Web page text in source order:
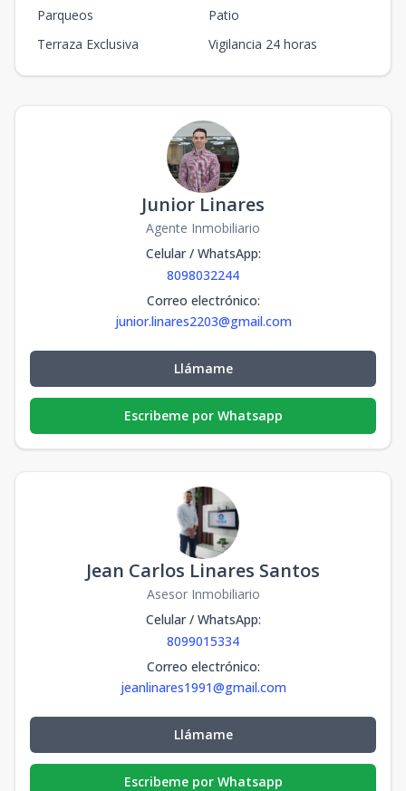
Parqueos
Patio
Terraza Exclusiva
Vigilancia 24 horas
Junior Linares
Agente Inmobiliario
Celular / WhatsApp:
8098032244
Correo electrónico:
junior.linares2203@gmail.com
Llámame
Escribeme por Whatsapp
Jean Carlos Linares Santos
Asesor Inmobiliario
Celular / WhatsApp:
8099015334
Correo electrónico:
jeanlinares1991@gmail.com
Llámame
Escribeme por Whatsapp